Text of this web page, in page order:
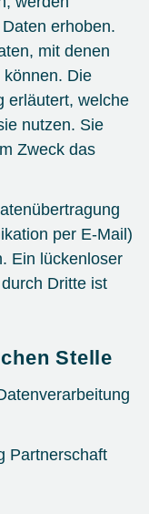
erhoben.
mit denen
Die
erläutert, welche
nutzen. Sie
Zweck das
per E-Mail)
Ein lückenloser
Dritte ist
Stelle
Partnerschaft